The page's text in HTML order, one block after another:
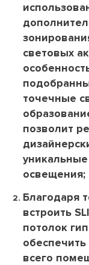
световых
точечные
позволит
освещения;
Благодаря
встроить
потолок
всего